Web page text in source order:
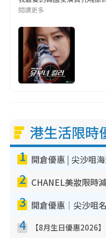
閱讀更多
港生活限時
1
2
3
4